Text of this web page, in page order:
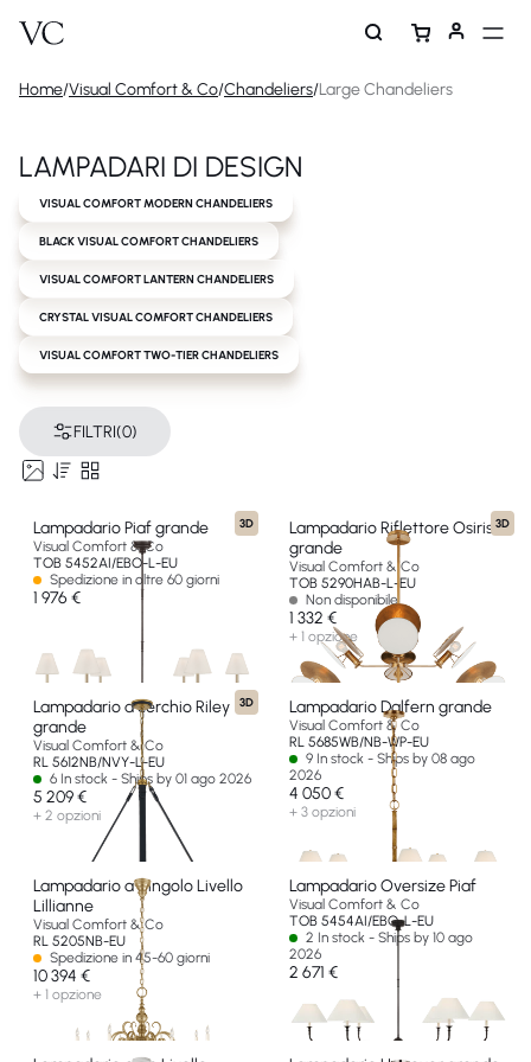
Home/Visual Comfort & Co/Chandeliers/Large Chandeliers
LAMPADARI DI DESIGN
VISUAL COMFORT MODERN CHANDELIERS
BLACK VISUAL COMFORT CHANDELIERS
VISUAL COMFORT LANTERN CHANDELIERS
CRYSTAL VISUAL COMFORT CHANDELIERS
VISUAL COMFORT TWO-TIER CHANDELIERS
FILTRI(0)
3D
Lampadario Piaf grande
Visual Comfort & Co
TOB 5452AI/EBO-L-EU
Spedizione in oltre 60 giorni
1 976 €
3D
Lampadario Riflettore Osiris
grande
Visual Comfort & Co
TOB 5290HAB-L-EU
Non disponibile
1 332 €
+ 1 opzione
3D
Lampadario a cerchio Riley
grande
Visual Comfort & Co
RL 5612NB/NVY-L-EU
6 In stock - Ships by 01 ago 2026
5 209 €
+ 2 opzioni
Lampadario Dalfern grande
Visual Comfort & Co
RL 5685WB/NB-WP-EU
9 In stock - Ships by 08 ago
2026
4 050 €
+ 3 opzioni
Lampadario a Singolo Livello
Lillianne
Visual Comfort & Co
RL 5205NB-EU
Spedizione in 45-60 giorni
10 394 €
+ 1 opzione
Lampadario Oversize Piaf
Visual Comfort & Co
TOB 5454AI/EBO-L-EU
2 In stock - Ships by 10 ago
2026
2 671 €